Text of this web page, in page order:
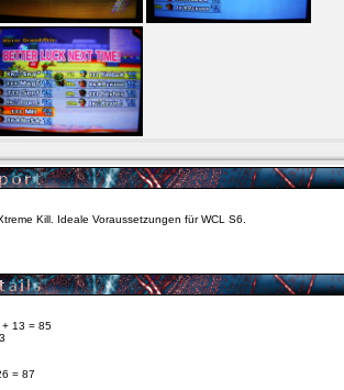
Kill. Ideale Voraussetzungen für WCL S6.
+ 13 = 85
= 87